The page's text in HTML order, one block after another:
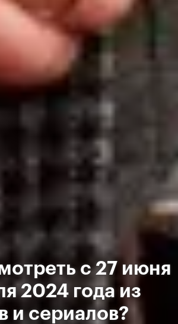
с 27 июня
2024 года из
и сериалов?